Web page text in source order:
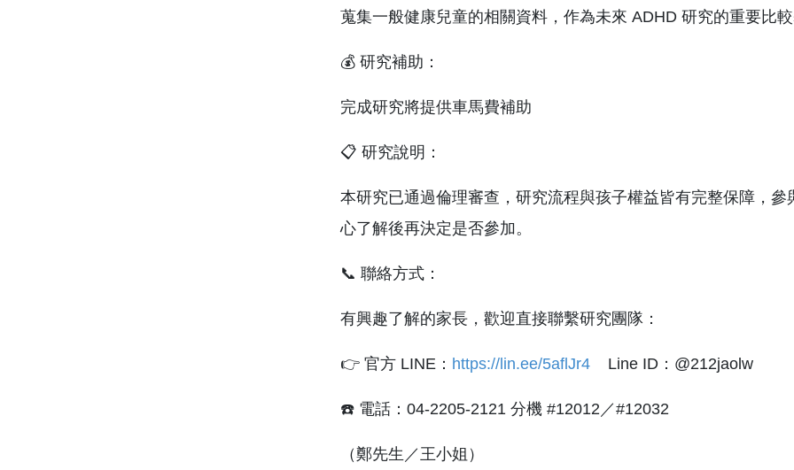
蒐集一般健康兒童的相關資料，作為未來 ADHD 研究的重要比
💰 研究補助：
完成研究將提供車馬費補助
📋 研究說明：
本研究已通過倫理審查，研究流程與孩子權益皆有完整保障，
心了解後再決定是否參加。
📞 聯絡方式：
有興趣了解的家長，歡迎直接聯繫研究團隊：
👉 官方 LINE： https://lin.ee/5aflJr4 Line ID：@212jaolw
☎️ 電話：04-2205-2121 分機 #12012／#12032
（鄭先生／王小姐）